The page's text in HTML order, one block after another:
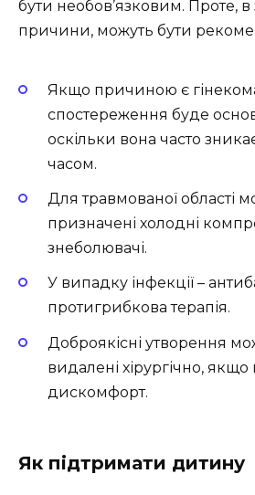
бути необов’язковим. Проте, в
причини, можуть бути
Якщо причиною є
спостереження буде
оскільки вона часто
часом.
Для травмованої області
призначені холодні
знеболювачі.
У випадку інфекції –
протигрибкова терапія.
Доброякісні утворення
видалені хірургічно,
дискомфорт.
Як підтримати дитину